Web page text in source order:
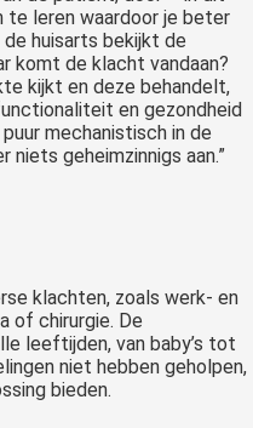
te leren waardoor je beter
huisarts bekijkt de
komt de klacht vandaan?
kijkt en deze behandelt,
en gezondheid
mechanistisch in de
niets geheimzinnigs aan.”
klachten, zoals werk- en
of chirurgie. De
leeftijden, van baby’s tot
niet hebben geholpen,
bieden.